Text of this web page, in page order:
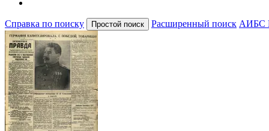
Справка по поиску Расширенный поиск АИБС